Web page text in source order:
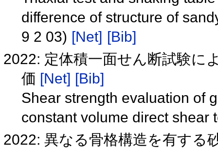
difference of structure of
9 2 03) [Net] [Bib]
2022: 定体積一面せん断試験に
価 [Net] [Bib]
Shear strength evaluation of
constant volume direct shear
2022: 異なる骨格構造を有する